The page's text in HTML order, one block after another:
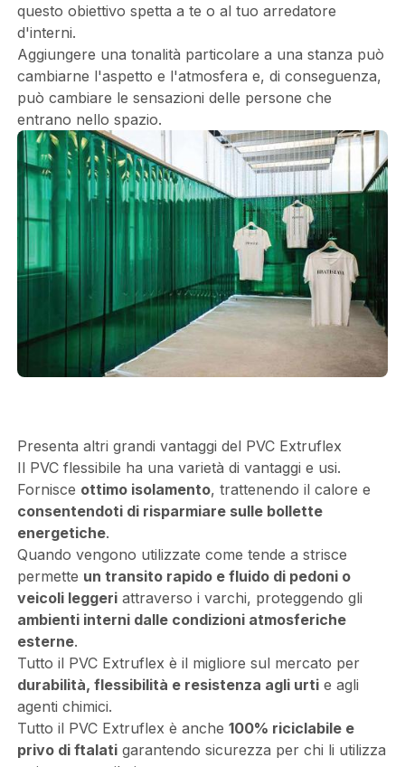
questo obiettivo spetta a te o al tuo arredatore
d'interni.
Aggiungere una tonalità particolare a una stanza può
cambiarne l'aspetto e l'atmosfera e, di conseguenza,
può cambiare le sensazioni delle persone che
entrano nello spazio.
Presenta altri grandi vantaggi del PVC Extruflex
Il PVC flessibile ha una varietà di vantaggi e usi.
Fornisce ottimo isolamento, trattenendo il calore e
consentendoti di risparmiare sulle bollette
energetiche.
Quando vengono utilizzate come tende a strisce
permette un transito rapido e fluido di pedoni o
veicoli leggeriattraverso i varchi, proteggendo gli
ambienti interni dalle condizioni atmosferiche
esterne.
Tutto il PVC Extruflex è il migliore sul mercato per
durabilità, flessibilità e resistenza agli urtie agli
agenti chimici.
Tutto il PVC Extruflex è anche 100% riciclabile e
privo di ftalatigarantendo sicurezza per chi li utilizza